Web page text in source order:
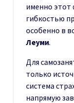
именно этот
гибкостью
особенно в
Леуми.
Для
только
система
напрямую